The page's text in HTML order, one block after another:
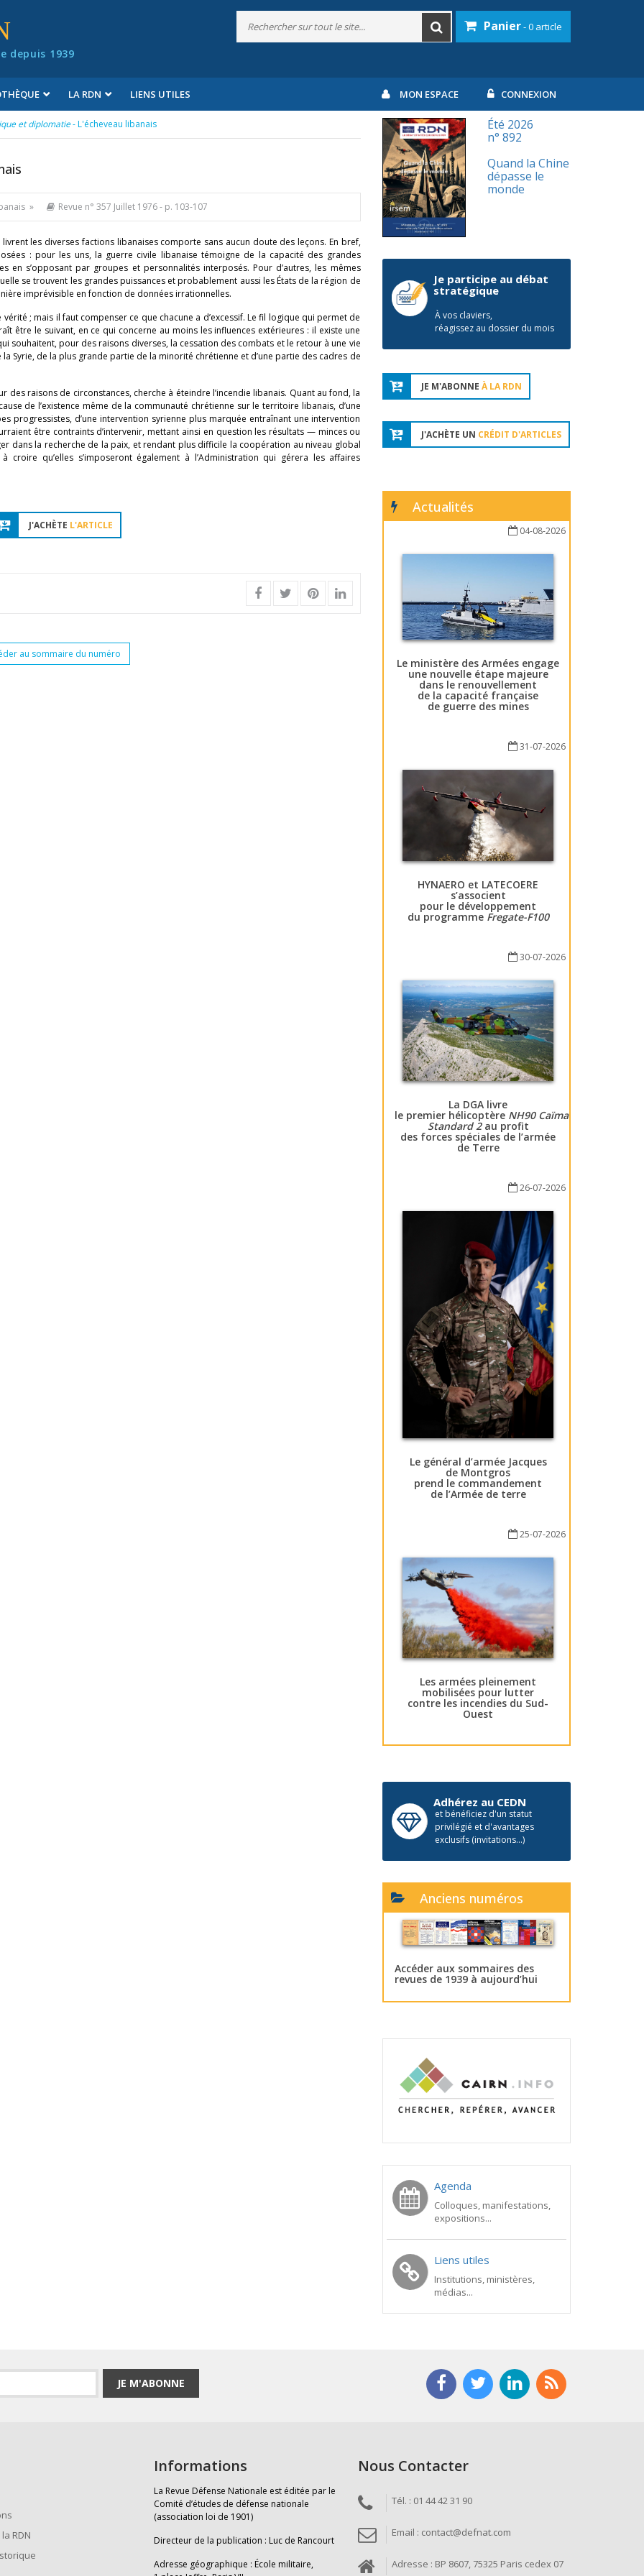
depuis 1939
Panier- 0 article
LA RDN LIENS UTILES MON ESPACE CONNEXION
et diplomatie- L'écheveau libanais
» Revue n° 357 Juillet 1976- p. 103-107
les diverses factions libanaises comporte sans aucun doute des leçons. En bref,
: pour les uns, la guerre civile libanaise témoigne de la capacité des grandes
en s’opposant par groupes et personnalités interposés. Pour d’autres, les mêmes
se trouvent les grandes puissances et probablement aussi les États de la région de
imprévisible en fonction de données irrationnelles.
; mais il faut compenser ce que chacune a d’excessif. Le fil logique qui permet de
être le suivant, en ce qui concerne au moins les influences extérieures : il existe une
souhaitent, pour des raisons diverses, la cessation des combats et le retour à une vie
la Syrie, de la plus grande partie de la minorité chrétienne et d’une partie des cadres de
raisons de circonstances, cherche à éteindre l’incendie libanais. Quant au fond, la
de l’existence même de la communauté chrétienne sur le territoire libanais, d’une
progressistes, d’une intervention syrienne plus marquée entraînant une intervention
être contraints d’intervenir, mettant ainsi en question les résultats — minces ou
dans la recherche de la paix, et rendant plus difficile la coopération au niveau global
qu’elles s’imposeront également à l’Administration qui gérera les affaires
J'ACHÈTE L'ARTICLE
au sommaire du numéro
Été 2026
n° 892
Quand la Chine
dépasse le
monde
Je participe au débat
stratégique
À vos claviers,
réagissez au dossier du mois
JE M'ABONNE À LA RDN
J'ACHÈTE UN CRÉDIT D'ARTICLES
Actualités
04-08-2026
Le ministère des Armées engage
une nouvelle étape majeure
dans le renouvellement
de la capacité française
de guerre des mines
31-07-2026
HYNAERO et LATECOERE
s’associent
pour le développement
du programme Fregate-F100
30-07-2026
La DGA livre
le premier hélicoptère NH90 Caïman
Standard 2au profit
des forces spéciales de l’armée
de Terre
26-07-2026
Le général d’armée Jacques
de Montgros
prend le commandement
de l’Armée de terre
25-07-2026
Les armées pleinement
mobilisées pour lutter
contre les incendies du Sud-
Ouest
Adhérez au CEDN
et bénéficiez d'un statut
privilégié et d'avantages
exclusifs (invitations...)
Anciens numéros
Accéder aux sommaires des
revues de 1939 à aujourd’hui
Agenda
Colloques, manifestations,
expositions...
Liens utiles
Institutions, ministères,
médias...
JE M'ABONNE
RDN
Informations
La Revue Défense Nationale est éditée par le
Comité d’études de défense nationale
(association loi de 1901)
Directeur de la publication : Luc de Rancourt
Adresse géographique : École militaire,
Nous Contacter
Tél. : 01 44 42 31 90
Email : contact@defnat.com
Adresse : BP 8607, 75325 Paris cedex 07